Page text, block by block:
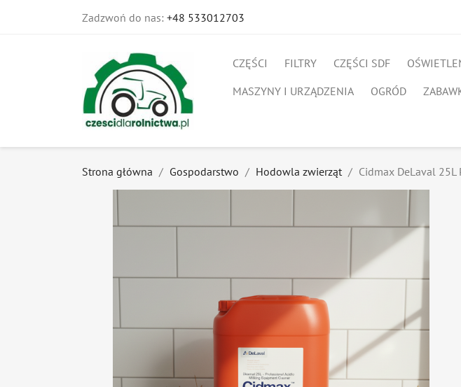
Zadzwoń do nas: +48 533012703
CZĘŚCI FILTRY CZĘŚCI SDF
MASZYNY I URZĄDZENIA
OGRÓD
Strona główna Gospodarstwo Hodowla zwierząt Cidmax DeLaval